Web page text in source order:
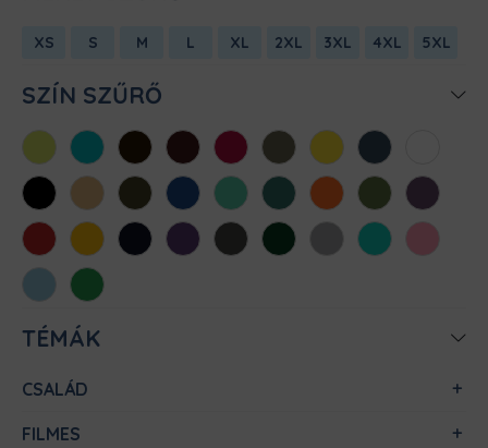
XS S M L XL 2XL 3XL 4XL 5XL
SZÍN SZŰRŐ
AlmazöldAtollkékBarnaBordóChili Cink Citromsárga
Denim
FeketeHomokKhaki KirálykékMentaMéregzöld
NarancsOliva Padlizsán
Piros SárgaSötétkékSötétlilaSötétszürke
SötétzöldSportszürke
Türkiz
Világos
rózsaszín
Világoskék
Zöld
TÉMÁK
CSALÁD
FILMES